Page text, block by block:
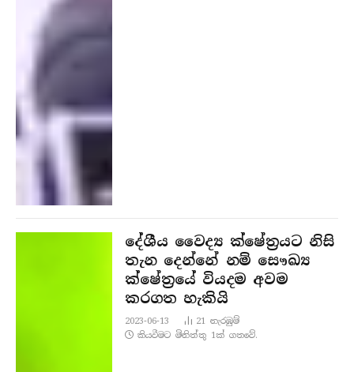
දේශීය වෛද්‍ය ක්ෂේත්‍රයට නිසි
තැන දෙන්නේ නම් සෞඛ්‍ය
ක්ෂේත්‍රයේ වියදම අවම
කරගත හැකියි
2023-06-13 21නැරඹු​ම්
කියවීමට මිනිත්තු 1ක් ගතවේ.